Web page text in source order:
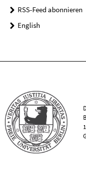
RSS-Feed abonnieren
English